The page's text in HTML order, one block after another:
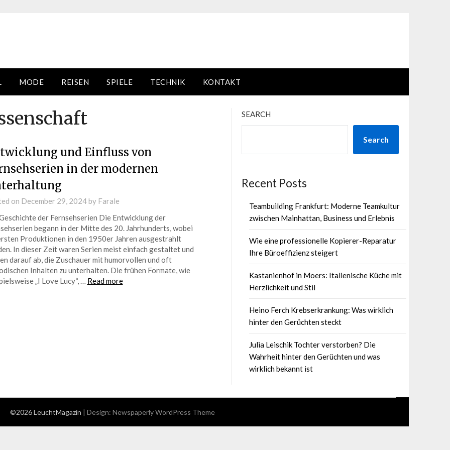
MODE REISEN SPIELE TECHNIK KONTAKT
und Einfluss von
in der modernen
on December 29, 2024by Farale
der Fernsehserien Die Entwicklung der
begann in der Mitte des 20. Jahrhunderts, wobei
Produktionen in den 1950er Jahren ausgestrahlt
In dieser Zeit waren Serien meist einfach gestaltet und
darauf ab, die Zuschauer mit humorvollen und oft
Inhalten zu unterhalten. Die frühen Formate, wie
„I Love Lucy“, … Read more
SEARCH
Search
Recent Posts
Teambuilding Frankfurt: Moderne Teamkultur
zwischen Mainhattan, Business und Erlebnis
Wie eine professionelle Kopierer-Reparatur
Ihre Büroeffizienz steigert
Kastanienhof in Moers: Italienische Küche mit
Herzlichkeit und Stil
Heino Ferch Krebserkrankung: Was wirklich
hinter den Gerüchten steckt
Julia Leischik Tochter verstorben? Die
Wahrheit hinter den Gerüchten und was
wirklich bekannt ist
©2026 LeuchtMagazin | Design: Newspaperly WordPress Theme